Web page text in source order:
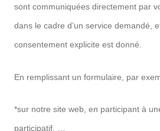
sont communiquées directement par
dans le cadre d’un service demandé,
consentement explicite est donné.
En remplissant un formulaire, par
*sur notre site web, en participant à
participatif, …